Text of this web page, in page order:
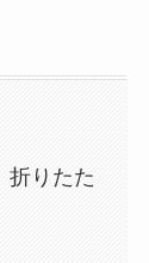
折りたた